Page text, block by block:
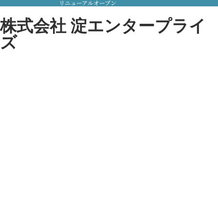
リニューアルオープン
株式会社 淀エンタープライ
ズ